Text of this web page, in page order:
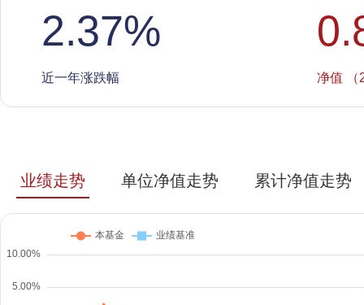
2.37%
近一年涨跌幅 净值 （
业绩走势 单位净值走势 累计净值走势